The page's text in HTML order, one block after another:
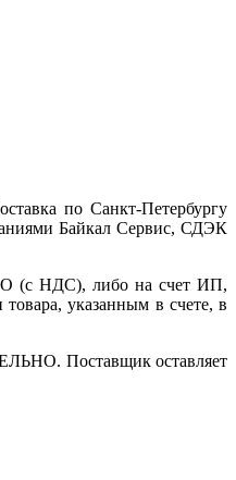
по Санкт-Петербургу
Байкал Сервис, СДЭК
(с НДС), либо на счет ИП,
указанным в счете, в
Поставщик оставляет